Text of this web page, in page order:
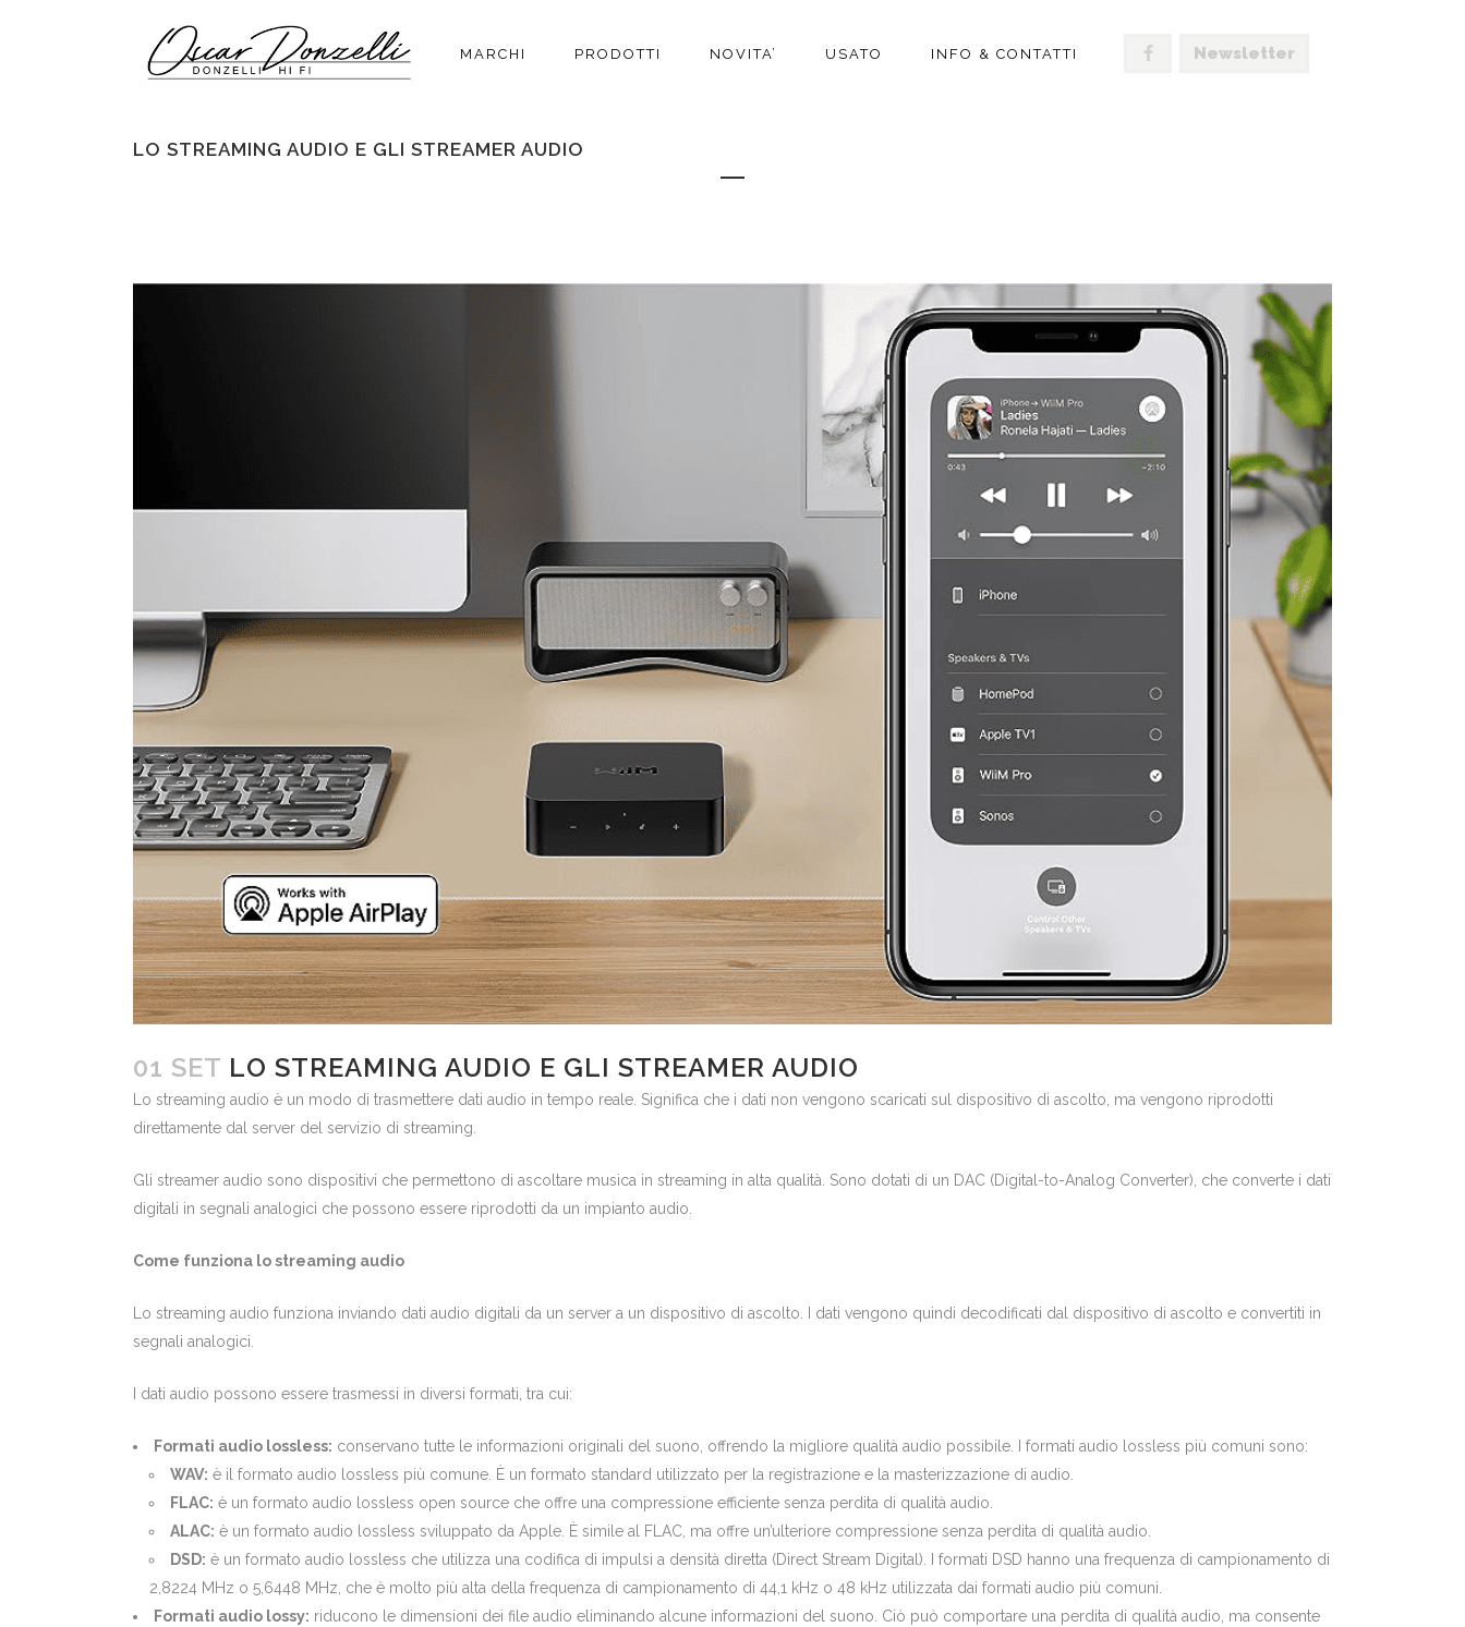
Newsletter
MARCHI PRODOTTI NOVITA’ USATO INFO & CONTATTI
LO STREAMING AUDIO E GLI STREAMER AUDIO
01 SET LO STREAMING AUDIO E GLI STREAMER AUDIO
Lo streaming audio è un modo di trasmettere dati audio in tempo reale. Significa che i dati non vengono scaricati sul dispositivo di ascolto, ma vengono riprodotti
direttamente dal server del servizio di streaming.
Gli streamer audio sono dispositivi che permettono di ascoltare musica in streaming in alta qualità. Sono dotati di un DAC (Digital-to-Analog Converter), che converte i dati
digitali in segnali analogici che possono essere riprodotti da un impianto audio.
Come funziona lo streaming audio
Lo streaming audio funziona inviando dati audio digitali da un server a un dispositivo di ascolto. I dati vengono quindi decodificati dal dispositivo di ascolto e convertiti in
segnali analogici.
I dati audio possono essere trasmessi in diversi formati, tra cui:
Formati audio lossless: conservano tutte le informazioni originali del suono, offrendo la migliore qualità audio possibile. I formati audio lossless più comuni sono:
WAV: è il formato audio lossless più comune. È un formato standard utilizzato per la registrazione e la masterizzazione di audio.
FLAC: è un formato audio lossless open source che offre una compressione efficiente senza perdita di qualità audio.
ALAC: è un formato audio lossless sviluppato da Apple. È simile al FLAC, ma offre un’ulteriore compressione senza perdita di qualità audio.
DSD: è un formato audio lossless che utilizza una codifica di impulsi a densità diretta (Direct Stream Digital). I formati DSD hanno una frequenza di campionamento di
2,8224 MHz o 5,6448 MHz, che è molto più alta della frequenza di campionamento di 44,1 kHz o 48 kHz utilizzata dai formati audio più comuni.
Formati audio lossy: riducono le dimensioni dei file audio eliminando alcune informazioni del suono. Ciò può comportare una perdita di qualità audio, ma consente